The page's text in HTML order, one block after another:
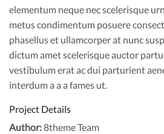
elementum neque nec scelerisque
metus condimentum posuere
phasellus et ullamcorper at nunc
dictum amet scelerisque auctor
vestibulum erat ac dui parturient
interdum a a a fames ut.
Project Details
Author:8theme Team